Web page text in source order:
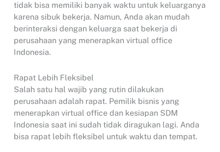
tidak bisa memiliki banyak waktu untuk keluarganya
karena sibuk bekerja. Namun, Anda akan mudah
berinteraksi dengan keluarga saat bekerja di
perusahaan yang menerapkan virtual office
Indonesia.
Rapat Lebih Fleksibel
Salah satu hal wajib yang rutin dilakukan
perusahaan adalah rapat. Pemilik bisnis yang
menerapkan virtual office dan kesiapan SDM
Indonesia saat ini sudah tidak diragukan lagi. Anda
bisa rapat lebih fleksibel untuk waktu dan tempat.